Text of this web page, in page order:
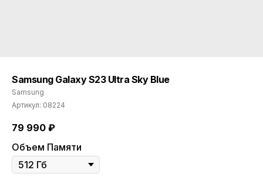
Samsung Galaxy S23 Ultra Sky Blue
Samsung
Артикул: 08224
79 990 ₽
Объем Памяти